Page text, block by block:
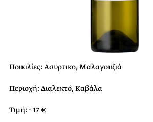
Ποικιλίες: Ασύρτικο, Μαλαγουζιά
Περιοχή: Διαλεκτό, Καβάλα
Τιμή: ~17 €